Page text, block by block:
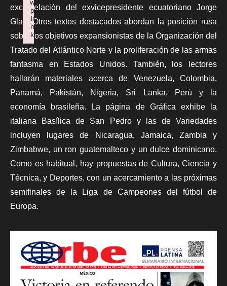
excarcelación del exvicepresidente ecuatoriano Jorge
Glas. Otros textos destacados abordan la posición rusa
sobre los objetivos expansionistas de la Organización del
Tratado del Atlántico Norte y la proliferación de las armas
fantasma en Estados Unidos. También, los lectores
hallarán materiales acerca de Venezuela, Colombia,
Panamá, Pakistán, Nigeria, Sri Lanka, Perú y la
economía brasileña. La página de Gráfica exhibe la
italiana Basílica de San Pedro y las de Variedades
incluyen lugares de Nicaragua, Jamaica, Zambia y
Zimbabwe, un ron guatemalteco y un dulce dominicano.
Como es habitual, hay propuestas de Cultura, Ciencia y
Técnica, y Deportes, con un acercamiento a las próximas
semifinales de la Liga de Campeones del fútbol de
Europa.
w
p
li
n
k
Failed to initialize plugin: wplink